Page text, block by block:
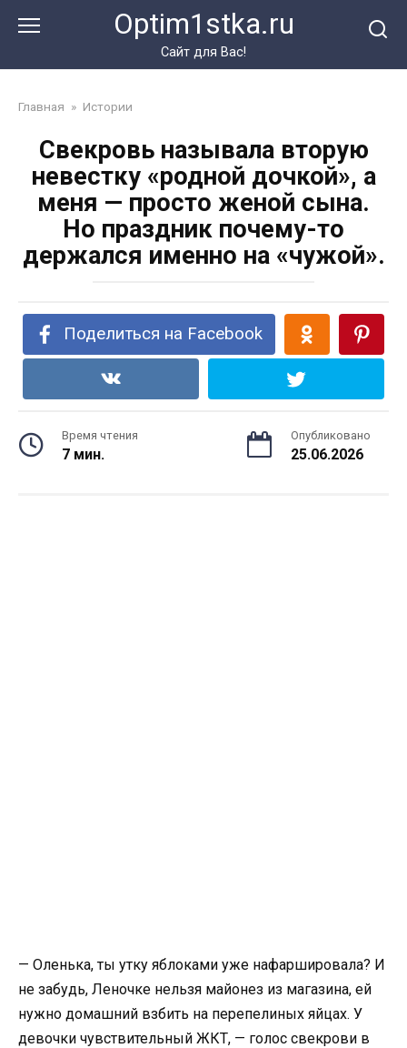
Optim1stka.ru
Сайт для Вас!
Главная » Истории
Свекровь называла вторую
невестку «родной дочкой», а
меня — просто женой сына.
Но праздник почему-то
держался именно на «чужой».
Поделиться на Facebook
Время чтения
7 мин.
Опубликовано
25.06.2026
— Оленька, ты утку яблоками уже нафаршировала? И
не забудь, Леночке нельзя майонез из магазина, ей
нужно домашний взбить на перепелиных яйцах. У
девочки чувствительный ЖКТ, — голос свекрови в